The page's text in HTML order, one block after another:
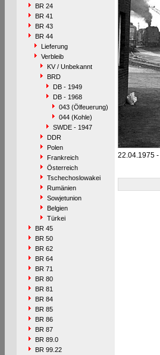
BR 24
BR 41
BR 43
BR 44
Lieferung
Verbleib
KV / Unbekannt
BRD
DB - 1949
DB - 1968
043 (Ölfeuerung)
044 (Kohle)
SWDE - 1947
DDR
Polen
Frankreich
Österreich
Tschechoslowakei
Rumänien
Sowjetunion
Belgien
Türkei
BR 45
BR 50
BR 62
BR 64
BR 71
BR 80
BR 81
BR 84
BR 85
BR 86
BR 87
BR 89.0
BR 99.22
22.04.1975